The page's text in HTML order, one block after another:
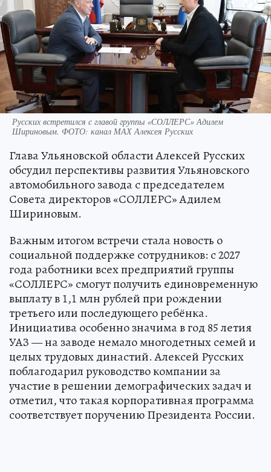
Русских встретился с главой группы «СОЛЛЕРС» Адилем
Шириновым. ФОТО: канал МАХ Алексея Русских
Глава Ульяновской области Алексей Русских
обсудил перспективы развития Ульяновского
автомобильного завода с председателем
Совета директоров «СОЛЛЕРС» Адилем
Шириновым.
Важным итогом встречи стала новость о
социальной поддержке сотрудников: с 2027
года работники всех предприятий группы
«СОЛЛЕРС» смогут получить единовременную
выплату в 1,1 млн рублей при рождении
третьего или последующего ребёнка.
Инициатива особенно значима в год 85 летия
УАЗ — на заводе немало многодетных семей и
целых трудовых династий. Алексей Русских
поблагодарил руководство компании за
участие в решении демографических задач и
отметил, что такая корпоративная программа
соответствует поручению Президента России.